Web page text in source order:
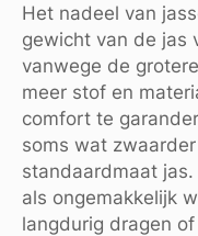
Het nadeel van
gewicht van de jas
vanwege de
meer stof en
comfort te
soms wat
standaardmaat
als ongemakkelijk
langdurig dragen